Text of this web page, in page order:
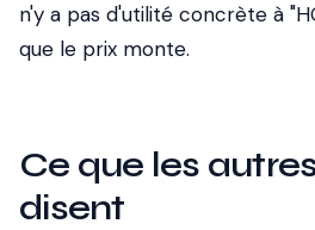
n'y a pas d'utilité concrète à
que le prix monte.
Ce que les
disent